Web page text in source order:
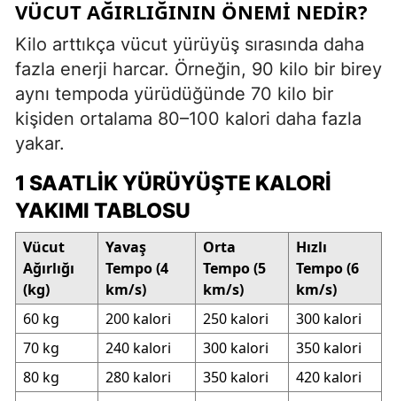
VÜCUT AĞIRLIĞININ ÖNEMI NEDIR?
Kilo arttıkça vücut yürüyüş sırasında daha
fazla enerji harcar. Örneğin, 90 kilo bir birey
aynı tempoda yürüdüğünde 70 kilo bir
kişiden ortalama 80–100 kalori daha fazla
yakar.
1 SAATLIK YÜRÜYÜŞTE KALORI
YAKIMI TABLOSU
Vücut
Ağırlığı
(kg)
Yavaş
Tempo (4
km/s)
Orta
Tempo (5
km/s)
Hızlı
Tempo (6
km/s)
60 kg
200 kalori 250 kalori
300 kalori
70 kg
240 kalori 300 kalori
350 kalori
80 kg
280 kalori 350 kalori
420 kalori